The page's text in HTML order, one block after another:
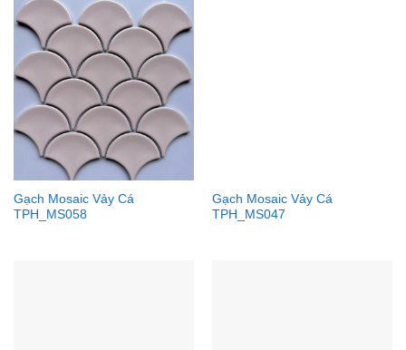
Gạch Mosaic Vảy Cá
TPH_MS058
Gạch Mosaic Vảy Cá
TPH_MS047